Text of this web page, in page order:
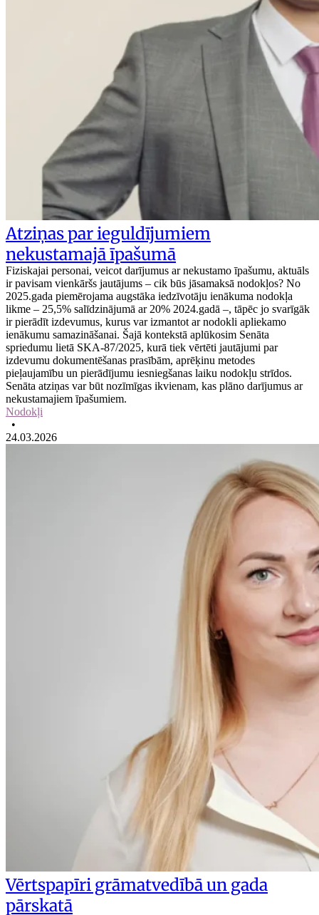
Atziņas par ieguldījumiem
nekustamajā īpašumā
Fiziskajai personai, veicot darījumus ar nekustamo īpašumu, aktuāls
ir pavisam vienkāršs jautājums – cik būs jāsamaksā nodokļos? No
2025.gada piemērojama augstāka iedzīvotāju ienākuma nodokļa
likme – 25,5% salīdzinājumā ar 20% 2024.gadā –, tāpēc jo svarīgāk
ir pierādīt izdevumus, kurus var izmantot ar nodokli apliekamo
ienākumu samazināšanai. Šajā kontekstā aplūkosim Senāta
spriedumu lietā SKA‑87/2025, kurā tiek vērtēti jautājumi par
izdevumu dokumentēšanas prasībām, aprēķinu metodes
pieļaujamību un pierādījumu iesniegšanas laiku nodokļu strīdos.
Senāta atziņas var būt nozīmīgas ikvienam, kas plāno darījumus ar
nekustamajiem īpašumiem.
Nodokļi
•
24.03.2026
Vērtspapīri grāmatvedībā un gada
pārskatā